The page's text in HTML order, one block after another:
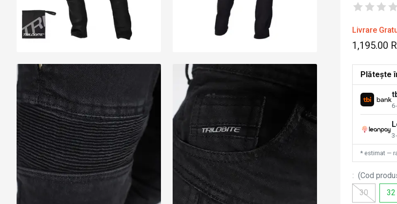
Livrare
1,195.00
Plătește
* estimat —
: (Cod
30
32